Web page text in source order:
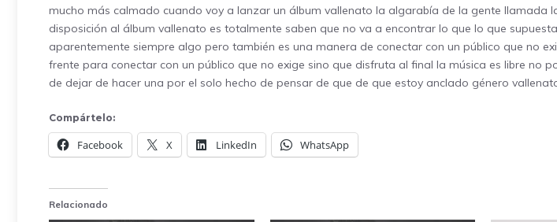
mucho más calmado cuando voy a lanzar un álbum vallenato la algarabía de la gente llamada
disposición al álbum vallenato es totalmente saben que no va a encontrar lo que lo que
aparentemente siempre algo pero también es una manera de conectar con un público que no
frente para conectar con un público que no exige sino que disfruta al final la música es libre no
de dejar de hacer una por el solo hecho de pensar de que de que estoy anclado género
Compártelo:
Facebook X LinkedIn WhatsApp
Relacionado